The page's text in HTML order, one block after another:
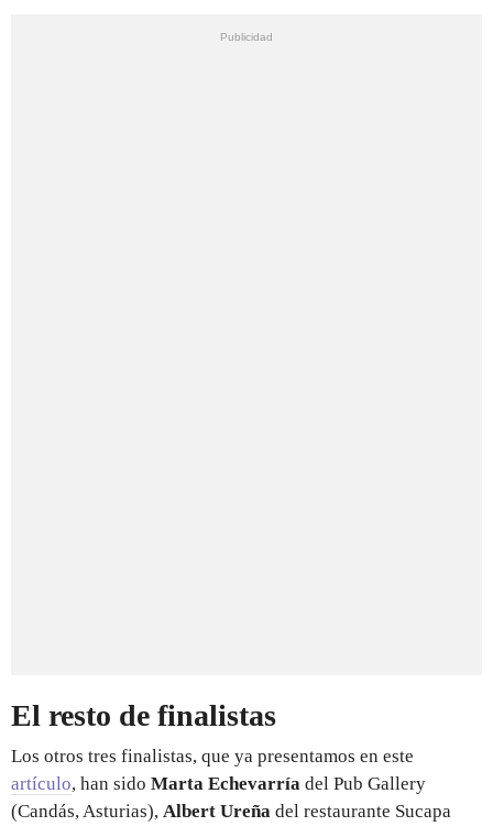
El resto de finalistas
Los otros tres finalistas, que ya presentamos en este
artículo, han sido Marta Echevarría del Pub Gallery
(Candás, Asturias), Albert Ureña del restaurante Sucapa